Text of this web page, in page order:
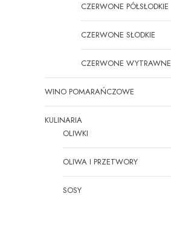
CZERWONE PÓŁSŁODKIE
CZERWONE SŁODKIE
CZERWONE WYTRAWNE
WINO POMARAŃCZOWE
KULINARIA
OLIWKI
OLIWA I PRZETWORY
SOSY